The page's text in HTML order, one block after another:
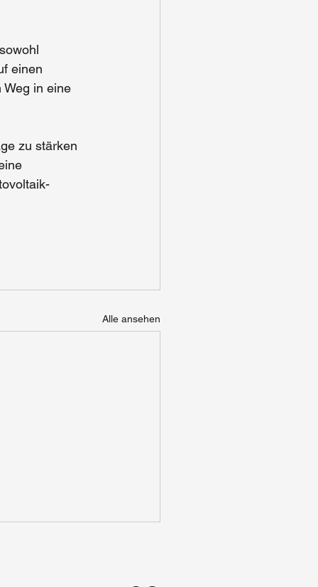
einen
in eine
zu stärken
Alle ansehen